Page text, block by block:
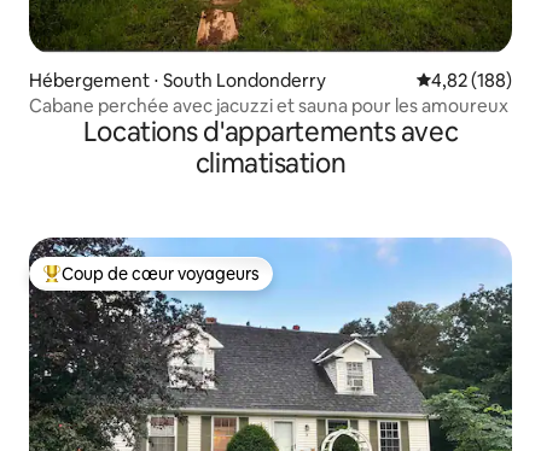
Hébergement ⋅ South Londonderry Évaluation
4,82 (188)
Cabane perchée avec jacuzzi et sauna pour les amoureux
Locations d'appartements avec
climatisation
Coups de cœur voyageurs les plus appréciés
Coup de cœur voyageurs